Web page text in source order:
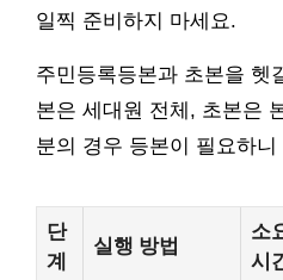
일찍 준비하지 마세요.
주민등록등본과 초본을 헷
본은 세대원 전체, 초본은
분의 경우 등본이 필요하
단
계
실행 방법
소
시